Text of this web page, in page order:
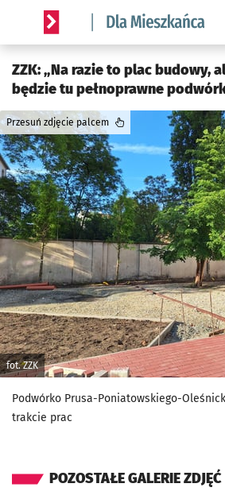
Serwis informacyjny wroclaw.pl
ZZK: „Na razie to plac budowy,
będzie tu pełnoprawne
fot. ZZK
Przesuń zdjęcie palcem
Podwórko Prusa-Poniatowskiego-
trakcie prac
POZOSTAŁE GALERIE ZDJĘĆ